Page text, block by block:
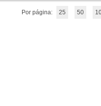
Por página: 25 50